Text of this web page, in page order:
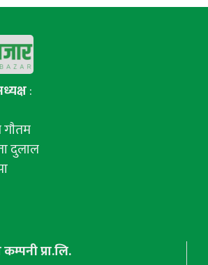
:
गाैतम
दुलाल
प्रा.लि.